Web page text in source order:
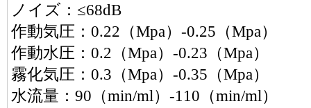
ノイズ：≤68dB
作動気圧：0.22（Mpa）-0.25（Mpa）
作動水圧：0.2（Mpa）-0.23（Mpa）
霧化気圧：0.3（Mpa）-0.35（Mpa）
水流量：90（min/ml）-110（min/ml）